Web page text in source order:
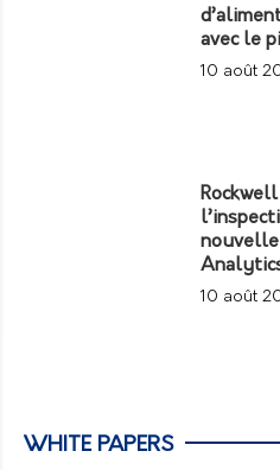
avec le
10 août
nouvelle
10 août
WHITE PAPERS